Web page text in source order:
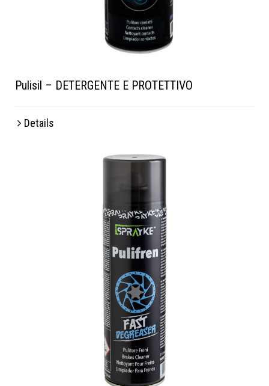
Pulisil – DETERGENTE E PROTETTIVO
Details